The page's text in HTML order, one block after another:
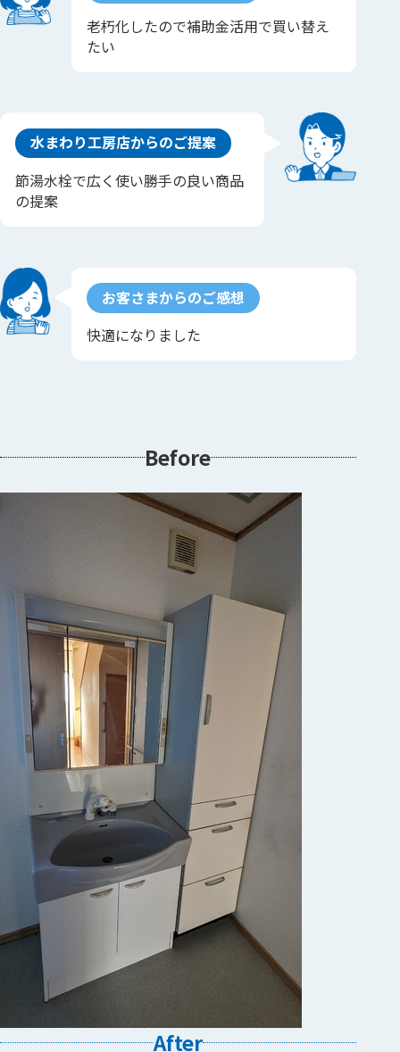
老朽化したので補助金活用で買い替え
たい
水まわり工房店からのご提案
節湯水栓で広く使い勝手の良い商品
の提案
お客さまからのご感想
快適になりました
Before
After